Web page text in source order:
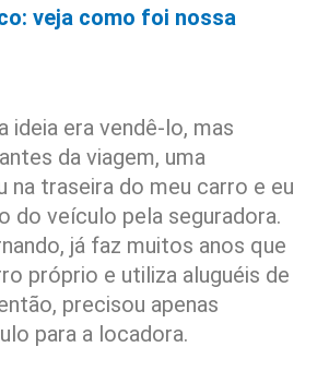
veja como foi nossa
ideia era vendê-lo, mas
da viagem, uma
na traseira do meu carro e eu
do veículo pela seguradora.
já faz muitos anos que
próprio e utiliza aluguéis de
precisou apenas
para a locadora.